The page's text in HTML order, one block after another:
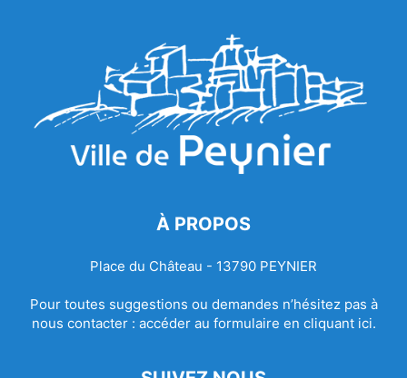
À PROPOS
Place du Château - 13790 PEYNIER
Pour toutes suggestions ou demandes n’hésitez pas à
nous contacter : accéder au formulaire en cliquant ici.